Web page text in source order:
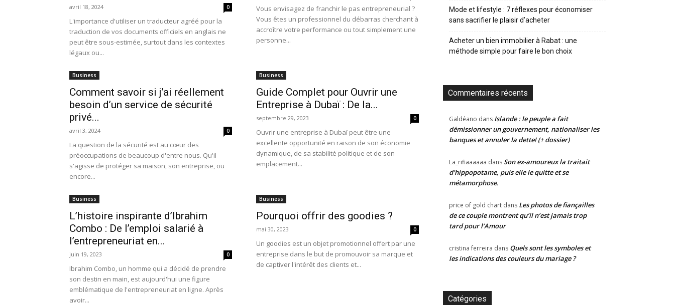
avril 18, 2024 0
L'importance d'utiliser un traducteur agréé pour la
traduction de vos documents officiels en anglais ne
peut être sous-estimée, surtout dans les contextes
légaux ou...
Vous envisagez de franchir le pas entrepreneurial ?
Vous êtes un professionnel du débarras cherchant à
accroître votre performance ou tout simplement une
personne...
Business
Comment savoir si j’ai réellement
besoin d’un service de sécurité
privé...
avril 3, 2024 0
La question de la sécurité est au cœur des
préoccupations de beaucoup d'entre nous. Qu'il
s'agisse de protéger sa maison, son entreprise, ou
encore...
Business
Guide Complet pour Ouvrir une
Entreprise à Dubaï : De la...
septembre 29, 2023 0
Ouvrir une entreprise à Dubaï peut être une
excellente opportunité en raison de son économie
dynamique, de sa stabilité politique et de son
emplacement...
Business
L’histoire inspirante d’Ibrahim
Combo : De l’emploi salarié à
l’entrepreneuriat en...
juin 19, 2023 0
Ibrahim Combo, un homme qui a décidé de prendre
son destin en main, est aujourd'hui une figure
emblématique de l'entrepreneuriat en ligne. Après
avoir...
Business
Pourquoi offrir des goodies ?
mai 30, 2023 0
Un goodies est un objet promotionnel offert par une
entreprise dans le but de promouvoir sa marque et
de captiver l'intérêt des clients et...
Mode et lifestyle : 7 réflexes pour économiser
sans sacrifier le plaisir d’acheter
Acheter un bien immobilier à Rabat : une
méthode simple pour faire le bon choix
Commentaires récents
Galdéano dans Islande : le peuple a fait
démissionner un gouvernement, nationaliser les
banques et annuler la dette! (+ dossier)
La_rifiaaaaaa dansSon ex-amoureux la traitait
d’hippopotame, puis elle le quitte et se
métamorphose.
price of gold chart dans Les photos de fiançailles
de ce couple montrent qu’il n’est jamais trop
tard pour l’Amour
cristina ferreira dans Quels sont les symboles et
les indications des couleurs du mariage ?
Catégories